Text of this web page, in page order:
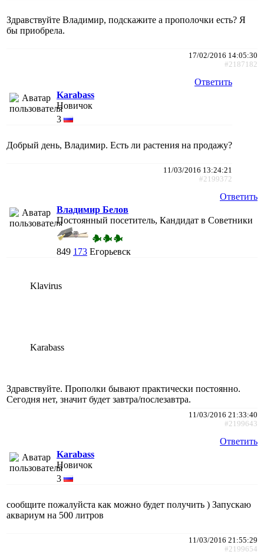
Здравствуйте Владимир, подскажите а прополочки есть? Я
бы приобрела.
17/02/2016 14:05:30
#2187182
Ответить
Karabass
Новичок
3
Добрый день, Владимир. Есть ли растения на продажу?
11/03/2016 13:24:21
#2199372
Ответить
Владимир Белов
Постоянный посетитель, Кандидат в Советники
849 173 Егорьевск
Klavirus
Karabass
Здравствуйте. Прополки бывают практически постоянно.
Сегодня нет, значит будет завтра/послезавтра.
11/03/2016 21:33:40
#2199643
Ответить
Karabass
Новичок
3
сообщите пожалуйста как можно будет получить ) Запускаю
аквариум на 500 литров
11/03/2016 21:55:29
#2199654